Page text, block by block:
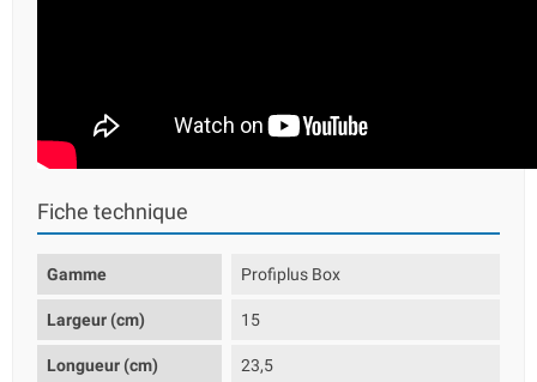
Fiche technique
Gamme Profiplus Box
Largeur (cm) 15
Longueur (cm) 23,5